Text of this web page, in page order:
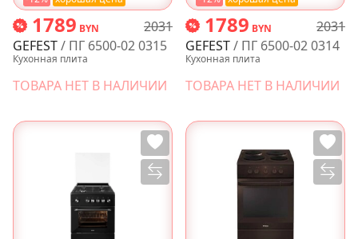
1789 BYN
2031
GEFEST/ ПГ 6500-02 0315
Кухонная плита
ТОВАРА НЕТ В НАЛИЧИИ
1789 BYN
2031
GEFEST/ ПГ 6500-02 0314
Кухонная плита
ТОВАРА НЕТ В НАЛИЧИИ